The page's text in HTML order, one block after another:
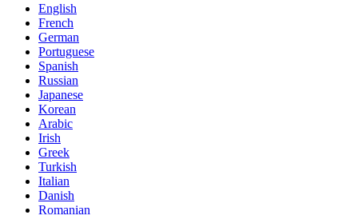
English
French
German
Portuguese
Spanish
Russian
Japanese
Korean
Arabic
Irish
Greek
Turkish
Italian
Danish
Romanian